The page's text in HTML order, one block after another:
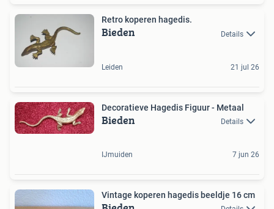
Retro koperen hagedis.
Bieden Details
Leiden 21 jul 26
Decoratieve Hagedis Figuur - Metaal
Bieden Details
IJmuiden 7 jun 26
Vintage koperen hagedis beeldje 16 cm